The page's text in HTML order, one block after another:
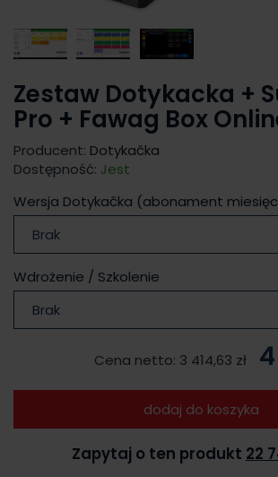
Zestaw Dotykacka +
Pro + Fawag Box
Producent: Dotykačka
Dostępność: Jest
Wersja Dotykačka (abonament
Brak
Wdrożenie / Szkolenie
Brak
Cena netto: 3 414,63 zł
dodaj do koszyka
Zapytaj o ten produkt 22